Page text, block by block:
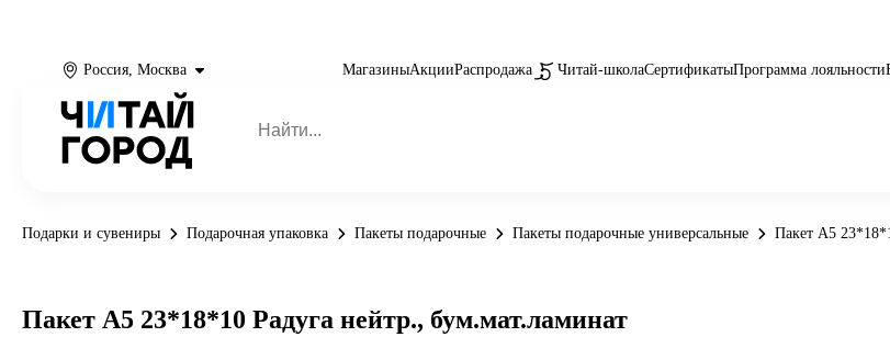
Россия, Москва МагазиныАкцииРаспродажа Читай-школаСертификатыПрограмма лояльности
Подарки и сувениры Подарочная упаковка Пакеты подарочные Пакеты подарочные универсальные Пакет А5
Пакет А5 23*18*10 Радуга нейтр., бум.мат.ламинат